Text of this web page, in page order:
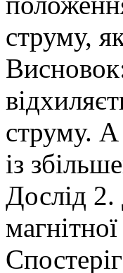
струму,
струму.
із
Дослід
магнітної